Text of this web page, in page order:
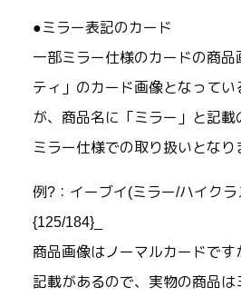
●ミラー表記のカード
一部ミラー仕様のカードの商品
ティ」のカード画像となってい
が、商品名に「ミラー」と記
ミラー仕様での取り扱いとなり
例?：イーブイ(ミラー/ハイクラ
{125/184}_
商品画像はノーマルカードです
記載があるので、実物の商品は